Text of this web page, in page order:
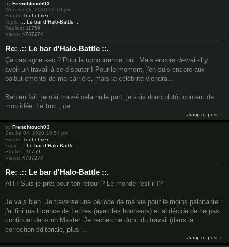
by Frenchtouch03
Wed Jul 08, 2020 12:19 pm
Forum: Tout et rien
Topic:
.:: Le bar d'Halo-Battle ::.
Replies: 11759
Views: 4787274
Re: .:: Le bar d'Halo-Battle ::.
Ça castagne sec ? Pour la concurrence, oui. Mais encore devrait-il y
avoir un travail à se disputer ! Pour le moment, j'en suis encore aux
balbutiements de ma carrière, mais la célébrité viendra...
Bah en fait, je n'ai trouvé cela nulle part, je suis donc plutôt content de
mon idée. Le truc , ce ...
Jump to post
by Frenchtouch03
Sat Jul 04, 2020 10:54 pm
Forum: Tout et rien
Topic:
.:: Le bar d'Halo-Battle ::.
Replies: 11759
Views: 4787274
Re: .:: Le bar d'Halo-Battle ::.
AH ! Suis-je prêt pour ton retour ? Le monde l'est-il !?
Je vais bien. Je traverse une période de ma vie pour le moins palpitante :
j'ai fini ma Licence de Lettres (avec les honneurs) et ai décidé de ne pas
continuer dans un Master. Je recherche donc du travail (dans la
correction éditoriale, plus ...
Jump to post